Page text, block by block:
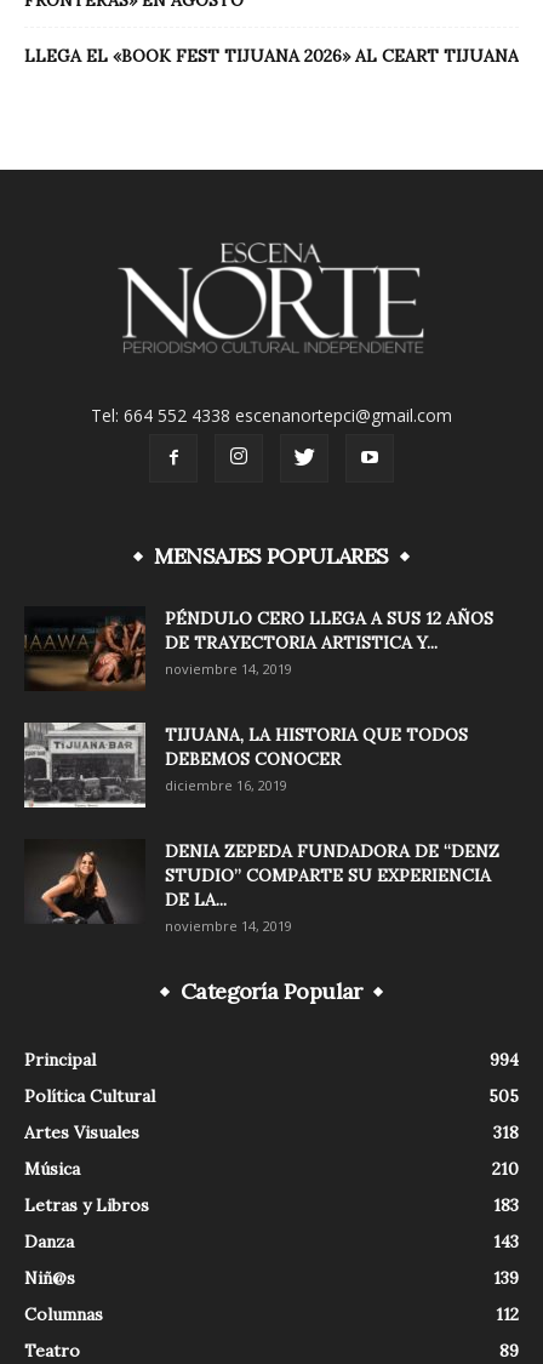
LLEGA EL «BOOK FEST TIJUANA 2026» AL CEART TIJUANA
Tel: 664 552 4338 escenanortepci@gmail.com
MENSAJES POPULARES
PÉNDULO CERO LLEGA A SUS 12 AÑOS
DE TRAYECTORIA ARTISTICA Y...
noviembre 14, 2019
TIJUANA, LA HISTORIA QUE TODOS
DEBEMOS CONOCER
diciembre 16, 2019
DENIA ZEPEDA FUNDADORA DE “DENZ
STUDIO” COMPARTE SU EXPERIENCIA
DE LA...
noviembre 14, 2019
Categoría Popular
Principal
994
Política Cultural
505
Artes Visuales
318
Música
210
Letras y Libros
183
Danza
143
Niñ@s
139
Columnas
112
Teatro
89